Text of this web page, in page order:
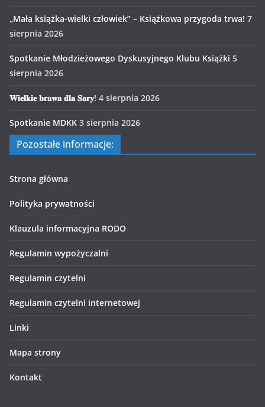
„Mała książka-wielki człowiek” – Książkowa przygoda trwa! 7
sierpnia 2026
Spotkanie Młodzieżowego Dyskusyjnego Klubu Książki 5
sierpnia 2026
𝐖𝐢𝐞𝐥𝐤𝐢𝐞 𝐛𝐫𝐚𝐰𝐚 𝐝𝐥𝐚 𝐒𝐚𝐫𝐲! 4 sierpnia 2026
Spotkanie MDKK 3 sierpnia 2026
Pozostałe informacje:
Strona główna
Polityka prywatności
Klauzula informacyjna RODO
Regulamin wypożyczalni
Regulamin czytelni
Regulamin czytelni internetowej
Linki
Mapa strony
Kontakt